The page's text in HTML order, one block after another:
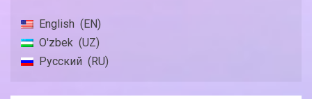
English
EN
O'zbek
UZ
Русский
RU